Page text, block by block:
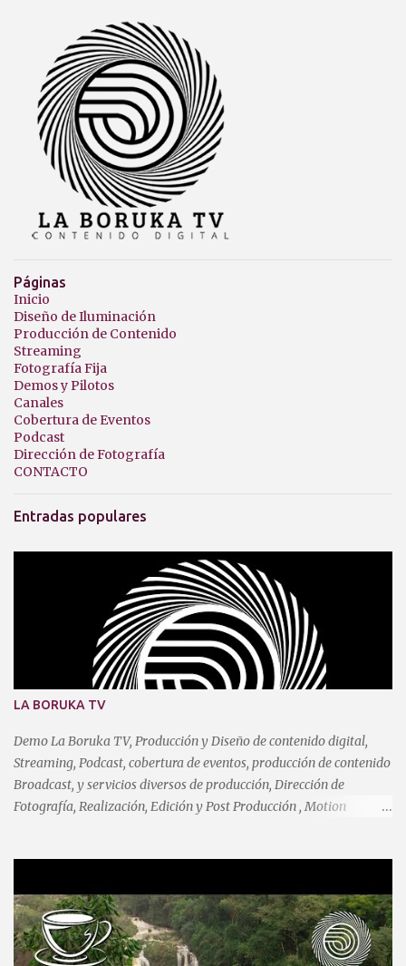
Páginas
Inicio
Diseño de Iluminación
Producción de Contenido
Streaming
Fotografía Fija
Demos y Pilotos
Canales
Cobertura de Eventos
Podcast
Dirección de Fotografía
CONTACTO
Entradas populares
LA BORUKA TV
Demo La Boruka TV, Producción y Diseño de contenido digital,
Streaming, Podcast, cobertura de eventos, producción de contenido
Broadcast, y servicios diversos de producción, Dirección de
Fotografía, Realización, Edición y Post Producción , Motion